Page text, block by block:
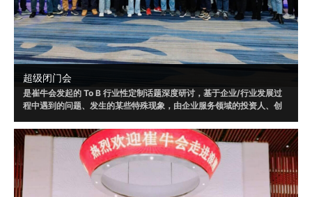
超级闭门会
是崔牛会发起的 To B 行业性定制话题深度研讨，基于企业/行业发展过
程中遇到的问题、发生的某些特殊现象，由企业服务领域的投资人、创
成可落地的解决方案，或者达成某个共识。
自 2020 年 9 月起，崔牛会已联合明源云、腾讯千帆、华为云、南大通
用、Convertlab 等企业，就“PaaS”“营销云一体化”“云数据仓库”等相关
话题进行了多场超级闭门会。